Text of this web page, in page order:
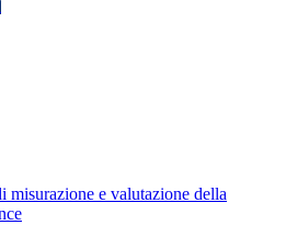
misurazione e valutazione della